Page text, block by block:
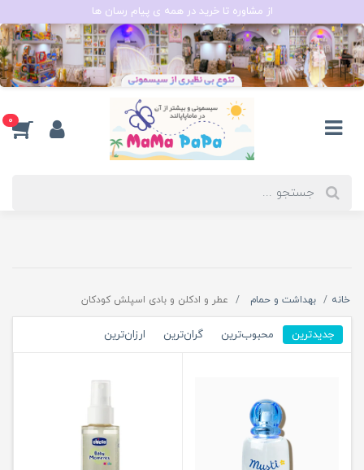
از مشاوره تا خرید در همه ی پیام رسان ها
0
خانه بهداشت و حمام عطر و ادکلن و بادی اسپلش کودکان
جدیدترین محبوب‌ترین گران‌ترین ارزان‌ترین